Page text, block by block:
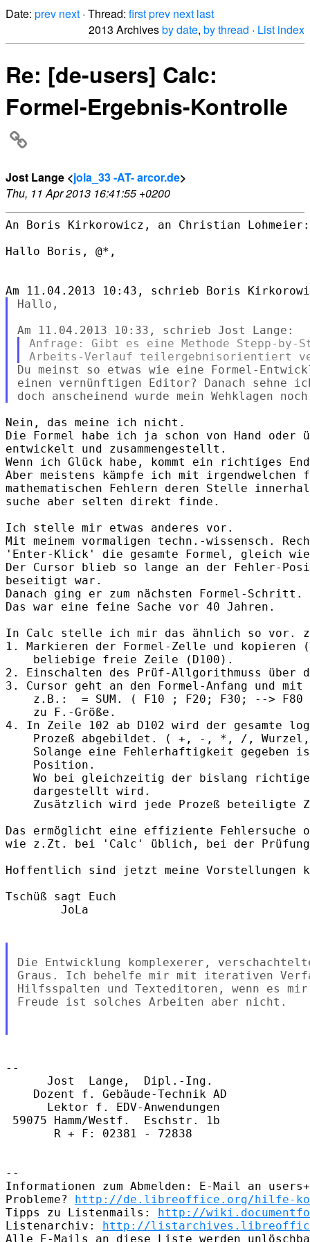
Date: prev next · Thread: firstprev next last
2013 Archivesby date, by thread · List index
Re: [de-users] Calc:
Formel-Ergebnis-Kontrolle
Jost Lange <jola_33 -AT- arcor.de>
Thu, 11 Apr 2013 16:41:55 +0200
An Boris Kirkorowicz, an Christian Lohmeier:
Hallo Boris, @*,
Hallo,
Anfrage: Gibt es eine Methode Stepp-by-
Du meinst so etwas wie eine Formel-
einen vernünftigen Editor? Danach sehne
Nein, das meine ich nicht.
Die Formel habe ich ja schon von Hand oder
entwickelt und zusammengestellt.
Wenn ich Glück habe, kommt ein richtiges
Aber meistens kämpfe ich mit
mathematischen Fehlern deren Stelle
suche aber selten direkt finde.
Ich stelle mir etwas anderes vor.
Mit meinem vormaligen techn.-wissensch.
'Enter-Klick' die gesamte Formel, gleich
Der Cursor blieb so lange an der Fehler-
beseitigt war.
Danach ging er zum nächsten Formel-Schritt.
Das war eine feine Sache vor 40 Jahren.
In Calc stelle ich mir das ähnlich so vor.
1. Markieren der Formel-Zelle und kopieren
    beliebige freie Zeile (D100).
2. Einschalten des Prüf-Allgorithmuss über
3. Cursor geht an den Formel-Anfang und
z.B.:  = SUM. ( F10 ; F20; F30; --> F80
    zu F.-Größe.
4. In Zeile 102 ab D102 wird der gesamte
Prozeß abgebildet. ( +, -, *, /,
Solange eine Fehlerhaftigkeit gegeben
    Position.
Wo bei gleichzeitig der bislang
    dargestellt wird.
Zusätzlich wird jede Prozeß beteiligte
Das ermöglicht eine effiziente Fehlersuche
wie z.Zt. bei 'Calc' üblich, bei der
Hoffentlich sind jetzt meine Vorstellungen
Tschüß sagt Euch
        JoLa
Die Entwicklung komplexerer,
Graus. Ich behelfe mir mit iterativen
Hilfsspalten und Texteditoren, wenn es
Freude ist solches Arbeiten aber nicht.
--
      Jost  Lange,  Dipl.-Ing.
    Dozent f. Gebäude-Technik AD
      Lektor f. EDV-Anwendungen
59075 Hamm/Westf.  Eschstr. 1b
       R + F: 02381 - 72838
--
Informationen zum Abmelden: E-Mail an
Probleme? http://de.libreoffice.org/hilfe-
Tipps zu Listenmails: http://
Listenarchiv: http://